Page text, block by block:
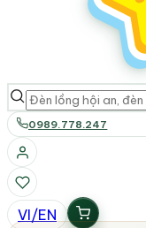
0989.778.247
VI/EN